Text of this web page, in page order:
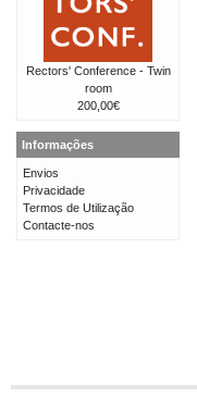
Rectors' Conference - Twin
room
200,00€
Informações
Envios
Privacidade
Termos de Utilização
Contacte-nos